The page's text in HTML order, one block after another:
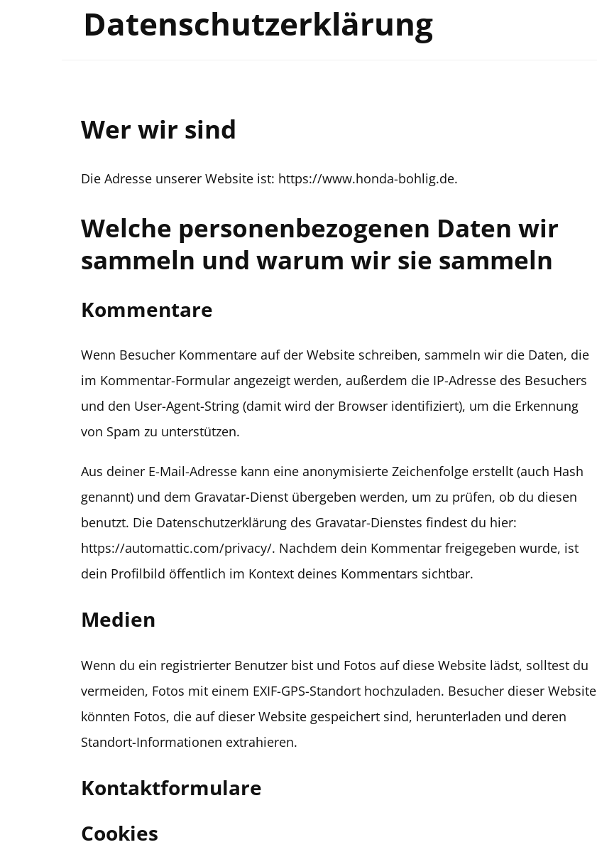
Datenschutzerklärung
Wer wir sind
Die Adresse unserer Website ist: https://www.honda-bohlig.de.
Welche personenbezogenen Daten wir
sammeln und warum wir sie sammeln
Kommentare
Wenn Besucher Kommentare auf der Website schreiben, sammeln wir die Daten, die
im Kommentar-Formular angezeigt werden, außerdem die IP-Adresse des Besuchers
und den User-Agent-String (damit wird der Browser identifiziert), um die Erkennung
von Spam zu unterstützen.
Aus deiner E-Mail-Adresse kann eine anonymisierte Zeichenfolge erstellt (auch Hash
genannt) und dem Gravatar-Dienst übergeben werden, um zu prüfen, ob du diesen
benutzt. Die Datenschutzerklärung des Gravatar-Dienstes findest du hier:
https://automattic.com/privacy/. Nachdem dein Kommentar freigegeben wurde, ist
dein Profilbild öffentlich im Kontext deines Kommentars sichtbar.
Medien
Wenn du ein registrierter Benutzer bist und Fotos auf diese Website lädst, solltest du
vermeiden, Fotos mit einem EXIF-GPS-Standort hochzuladen. Besucher dieser Website
könnten Fotos, die auf dieser Website gespeichert sind, herunterladen und deren
Standort-Informationen extrahieren.
Kontaktformulare
Cookies